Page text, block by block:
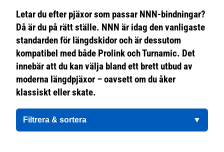
Letar du efter pjäxor som passar NNN-bindningar?
Då är du på rätt ställe. NNN är idag den vanligaste
standarden för längdskidor och är dessutom
kompatibel med både Prolink och Turnamic. Det
innebär att du kan välja bland ett brett utbud av
moderna längdpjäxor – oavsett om du åker
klassiskt eller skate.
Filtrera & sortera ▼